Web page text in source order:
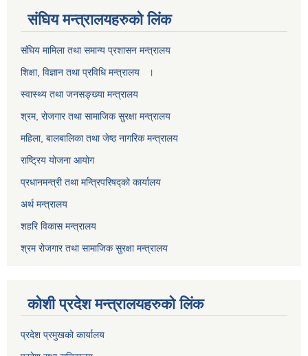
स‌ंघिय मन्त्रालयहरुको लिंक
स‌ंघिय मामिला तथा समान्य प्रशासन मन्त्रालय
शिक्षा, विज्ञान तथा प्रविधि मन्त्रालय ।
स्वास्थ्य तथा जनसङ्ख्या मन्त्रालय
श्रम, रोजगार तथा सामाजिक सुरक्षा मन्त्रालय
महिला, बालबालिका तथा जेष्ठ नागरिक मन्त्रालय
राष्ट्रिय योजना आयोग
प्रधानमन्त्री तथा मन्त्रिपरिषद्को कार्यालय
अर्थ मन्त्रालय
शहरि विकास मन्त्रालय
श्रम रोजगार तथा सामाजिक सुरक्षा मन्त्रालय
कोशी प्रदेश मन्त्रालयहरुको लिंक
प्रदेश प्रमुखको कार्यालय